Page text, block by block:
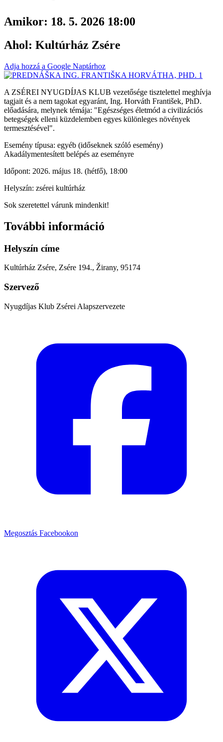
Amikor: 18. 5. 2026 18:00
Ahol: Kultúrház Zsére
Adja hozzá a Google Naptárhoz
A ZSÉREI NYUGDÍJAS KLUB vezetősége tisztelettel meghívja
tagjait és a nem tagokat egyaránt, Ing. Horváth František, PhD.
előadására, melynek témája: "Egészséges életmód a civilizációs
betegségek elleni küzdelemben egyes különleges növények
termesztésével".
Esemény típusa: egyéb (időseknek szóló esemény)
Akadálymentesített belépés az eseményre
Időpont: 2026. május 18. (hétfő), 18:00
Helyszín: zsérei kultúrház
Sok szeretettel várunk mindenkit!
További információ
Helyszín címe
Kultúrház Zsére, Zsére 194., Žirany, 95174
Szervező
Nyugdíjas Klub Zsérei Alapszervezete
Megosztás Facebookon